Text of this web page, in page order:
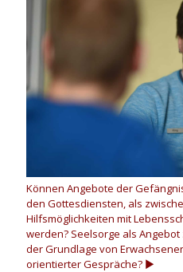
Können Angebote der
den Gottesdiensten, als
Hilfsmöglichkeiten mit
werden? Seelsorge als
der Grundlage von
orientierter Gespräche? ▶